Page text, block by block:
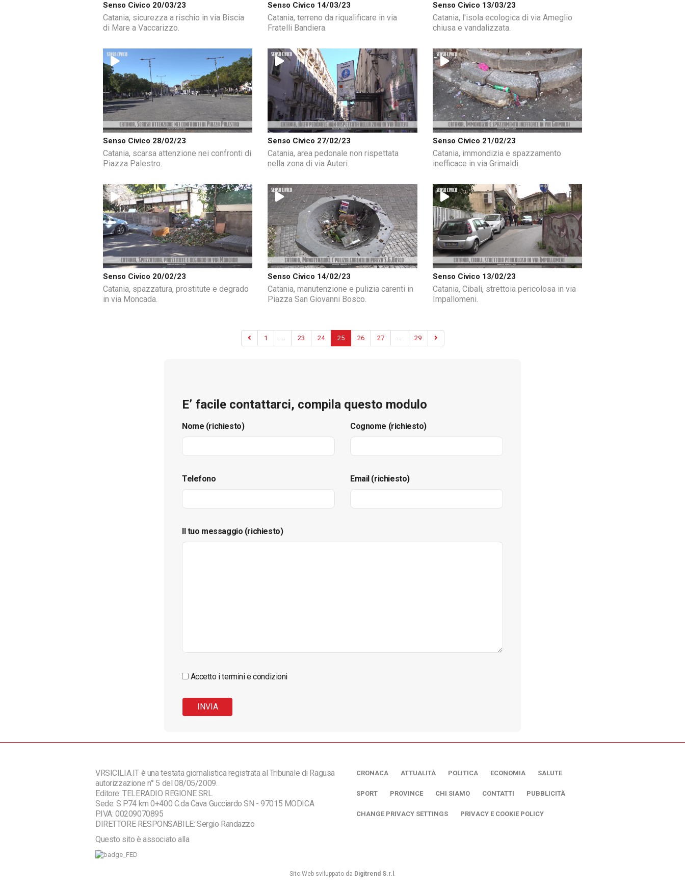
Senso Civico 20/03/23
Catania, sicurezza a rischio in via Biscia
di Mare a Vaccarizzo.
Senso Civico 14/03/23
Catania, terreno da riqualificare in via
Fratelli Bandiera.
Senso Civico 13/03/23
Catania, l'isola ecologica di via Ameglio
chiusa e vandalizzata.
Senso Civico 28/02/23
Catania, scarsa attenzione nei confronti di
Piazza Palestro.
Senso Civico 27/02/23
Catania, area pedonale non rispettata
nella zona di via Auteri.
Senso Civico 21/02/23
Catania, immondizia e spazzamento
inefficace in via Grimaldi.
Senso Civico 20/02/23
Catania, spazzatura, prostitute e degrado
in via Moncada.
Senso Civico 14/02/23
Catania, manutenzione e pulizia carenti in
Piazza San Giovanni Bosco.
Senso Civico 13/02/23
Catania, Cibali, strettoia pericolosa in via
Impallomeni.
1 ... 23 24 25 26 27 ... 29
E’ facile contattarci, compila questo modulo
Nome (richiesto) Cognome (richiesto)
Telefono Email (richiesto)
Il tuo messaggio (richiesto)
Accetto i termini e condizioni
VRSICILIA.IT è una testata giornalistica registrata al Tribunale di Ragusa
autorizzazione n° 5 del 08/05/2009.
Editore: TELERADIO REGIONE SRL
Sede: S.P.74 km 0+400 C.da Cava Gucciardo SN - 97015 MODICA
P.IVA: 00209070895
DIRETTORE RESPONSABILE: Sergio Randazzo
Questo sito è associato alla
CRONACA ATTUALITÀ POLITICA ECONOMIA SALUTE
SPORT PROVINCE CHI SIAMO CONTATTI PUBBLICITÀ
CHANGE PRIVACY SETTINGS PRIVACY E COOKIE POLICY
Sito Web sviluppato da Digitrend S.r.l .